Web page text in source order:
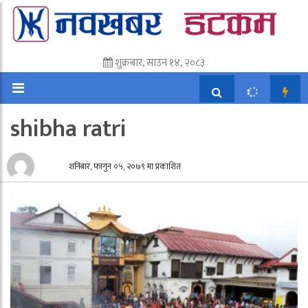
शुक्रबार, साउन १४, २०८३
shibha ratri
शनिबार, फागुन ०५, २०७९ मा प्रकाशित